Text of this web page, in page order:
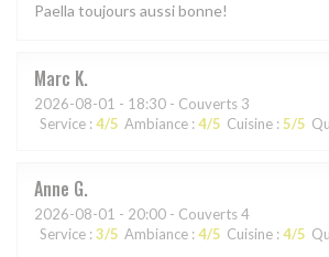
Paella toujours aussi bonne!
Marc K
2026-08-01 - 18:30 - Couverts 3
Service : 4/5 Ambiance : 4/5 Cuisine : 5/5
Anne G
2026-08-01 - 20:00 - Couverts 4
Service : 3/5 Ambiance : 4/5 Cuisine : 4/5